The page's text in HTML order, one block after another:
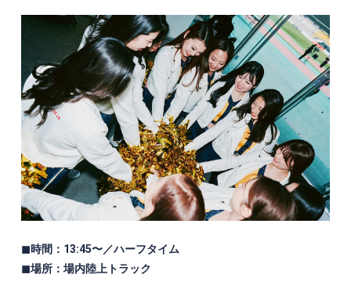
◼時間：13:45〜／ハーフタイム
◼場所：場内陸上トラック